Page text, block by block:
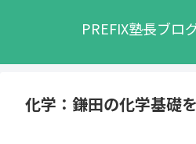
PREFIX塾長ブロ
化学：鎌田の化学基礎